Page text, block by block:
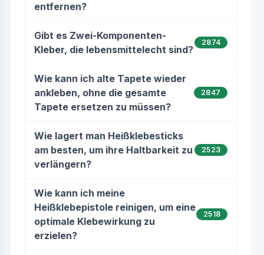
entfernen?
Gibt es Zwei-Komponenten-
Kleber, die lebensmittelecht sind?
2874
Wie kann ich alte Tapete wieder
ankleben, ohne die gesamte
Tapete ersetzen zu müssen?
2847
Wie lagert man Heißklebesticks
am besten, um ihre Haltbarkeit zu
verlängern?
2523
Wie kann ich meine
Heißklebepistole reinigen, um eine
optimale Klebewirkung zu
erzielen?
2518